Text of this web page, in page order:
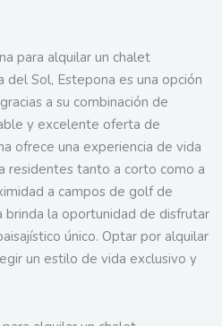
para alquilar un chalet
del Sol, Estepona es una opción
a su combinación de
y excelente oferta de
ofrece una experiencia de vida
residentes tanto a corto como a
a campos de golf de
brinda la oportunidad de disfrutar
único. Optar por alquilar
un estilo de vida exclusivo y